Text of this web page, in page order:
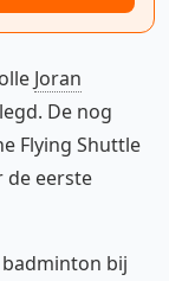
Joran
De nog
Flying Shuttle
de eerste
bij